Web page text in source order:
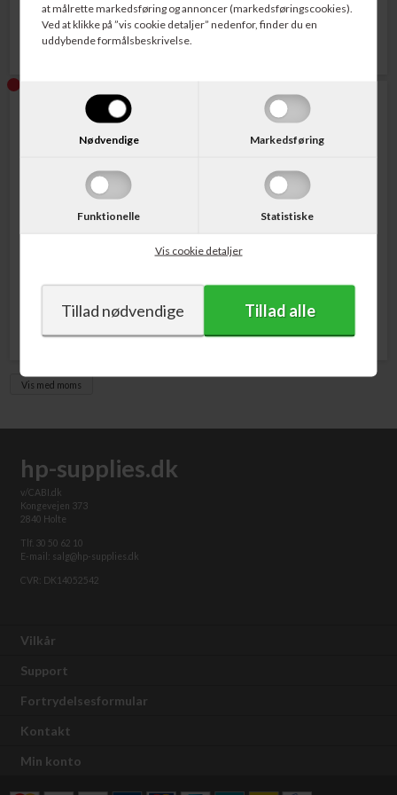
at målrette markedsføring og annoncer (markedsføringscookies).
Ved at klikke på ”vis cookie detaljer” nedenfor, finder du en
uddybende formålsbeskrivelse.
Nødvendige Markedsføring
Funktionelle Statistiske
Vis cookie detaljer
799,00 DKK 799,00 DKK
928,00 DKK
Opsamlingsenhed 115.000 sider
407,00
Vis med moms
hp-supplies.dk
v/CABI.dk
Kongevejen 373
2840 Holte
Tlf. 30 50 62 10
E-mail: salg@hp-supplies.dk
CVR: DK14052542
Vilkår
Support
Fortrydelsesformular
Kontakt
Min konto